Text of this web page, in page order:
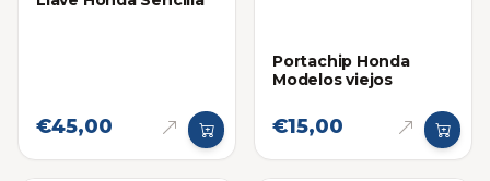
€45,00
Portachip Honda
Modelos viejos
€15,00